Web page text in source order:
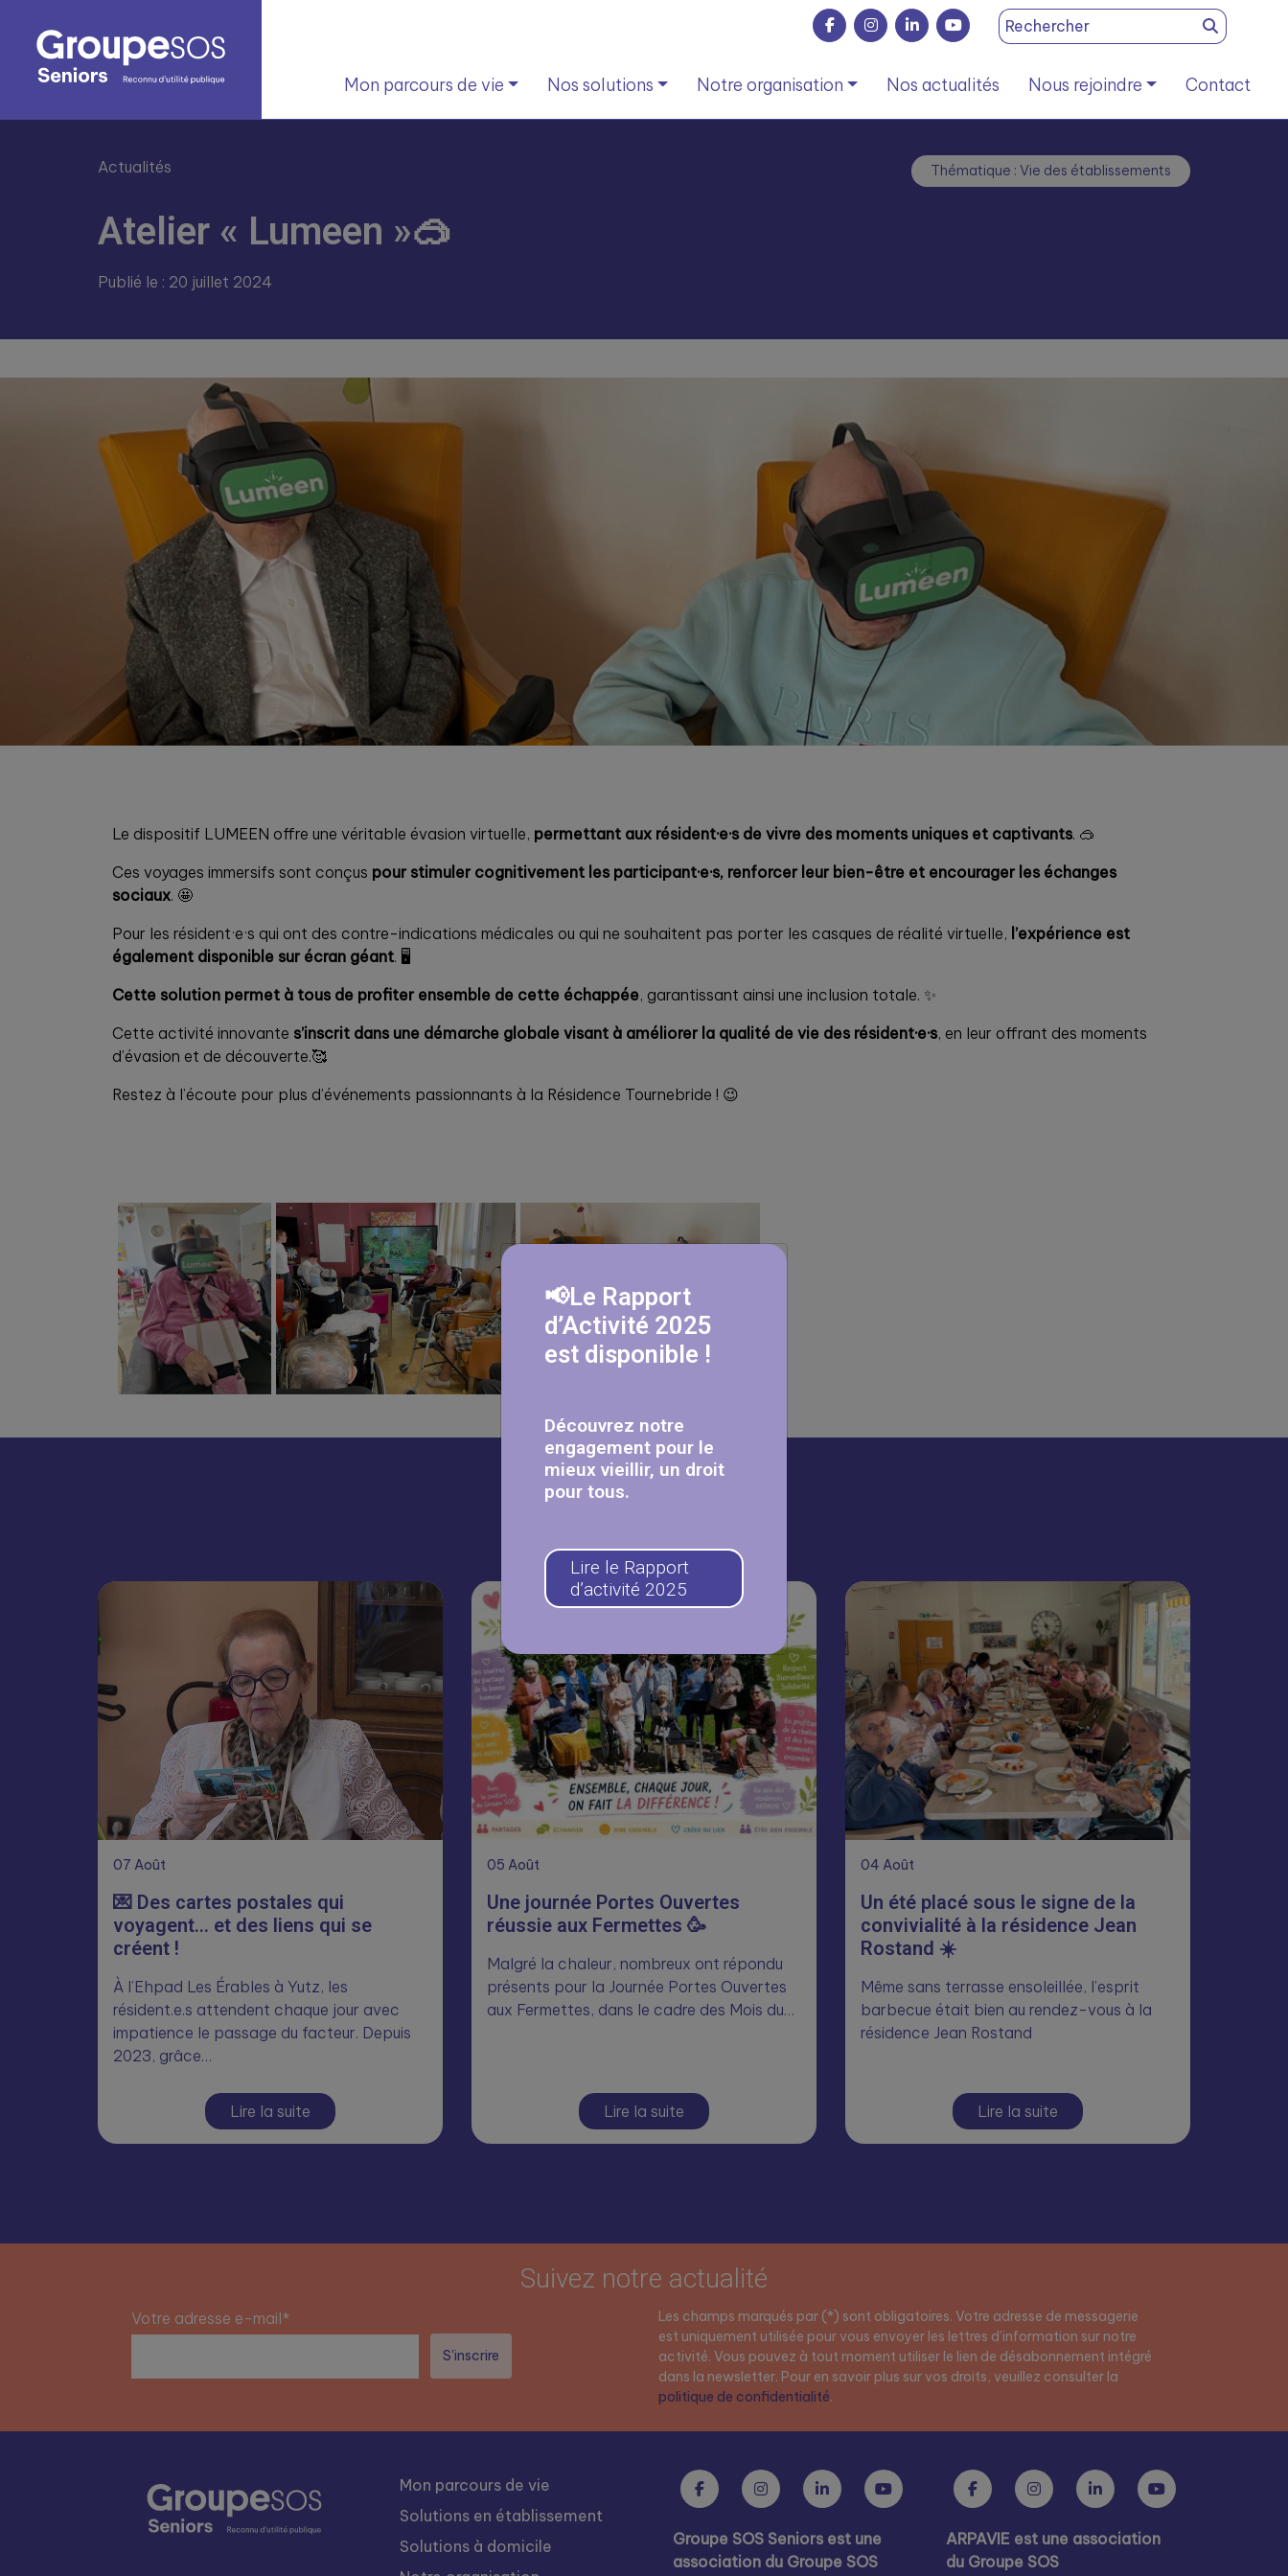
Search
for:
Mon parcours de vie Nos solutions Notre organisation Nos actualités Nous rejoindre Contact
Actualités Thématique : Vie des établissements
Atelier « Lumeen »🥽
Publié le : 20 juillet 2024
Le dispositif LUMEEN offre une véritable évasion virtuelle, permettant aux résident·e·s de vivre des moments uniques et captivants. 🥽
Ces voyages immersifs sont conçus pour stimuler cognitivement les participant·e·s, renforcer leur bien-être et encourager les échanges
sociaux. 🤩
Pour les résident·e·s qui ont des contre-indications médicales ou qui ne souhaitent pas porter les casques de réalité virtuelle, l’expérience est
également disponible sur écran géant. 🖥️
Cette solution permet à tous de profiter ensemble de cette échappée, garantissant ainsi une inclusion totale. ✨
Cette activité innovante s’inscrit dans une démarche globale visant à améliorer la qualité de vie des résident·e·s, en leur offrant des moments
d’évasion et de découverte.🥰
Restez à l’écoute pour plus d’événements passionnants à la Résidence Tournebride ! 😉
À lire aussi
07 Août
💌 Des cartes postales qui
voyagent… et des liens qui se
créent !
À l’Ehpad Les Érables à Yutz, les
résident.e.s attendent chaque jour avec
impatience le passage du facteur. Depuis
2023, grâce…
Lire la suite
05 Août
Une journée Portes Ouvertes
réussie aux Fermettes 🥳
Malgré la chaleur, nombreux ont répondu
présents pour la Journée Portes Ouvertes
aux Fermettes, dans le cadre des Mois du…
Lire la suite
04 Août
Un été placé sous le signe de la
convivialité à la résidence Jean
Rostand ☀️
Même sans terrasse ensoleillée, l’esprit
barbecue était bien au rendez-vous à la
résidence Jean Rostand
Lire la suite
Suivez notre actualité
Votre adresse e-mail*
Les champs marqués par (*) sont obligatoires. Votre adresse de messagerie
est uniquement utilisée pour vous envoyer les lettres d’information sur notre
activité. Vous pouvez à tout moment utiliser le lien de désabonnement intégré
dans la newsletter. Pour en savoir plus sur vos droits, veuillez consulter la
politique de confidentialité.
Mon parcours de vie
Solutions en établissement
Solutions à domicile
Groupe SOS Seniors est une
association du Groupe SOS
ARPAVIE est une association
du Groupe SOS
📢Le Rapport
d’Activité 2025
est disponible !
Découvrez notre
engagement pour le
mieux vieillir, un droit
pour tous.
Lire le Rapport
d’activité 2025